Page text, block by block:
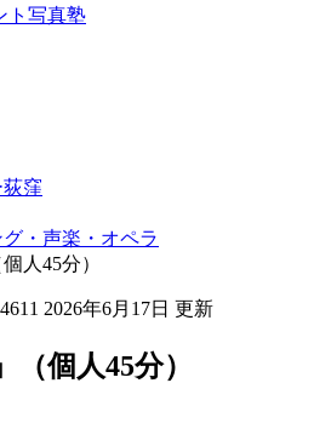
ト写真塾
窪
・声楽・オペラ
人45分）
2026年6月17日 更新
（個人45分）